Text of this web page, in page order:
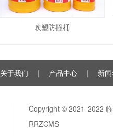
吹塑防撞桶
关于我们 | 产品中心 | 新
Copyright © 2021-2022
RRZCMS